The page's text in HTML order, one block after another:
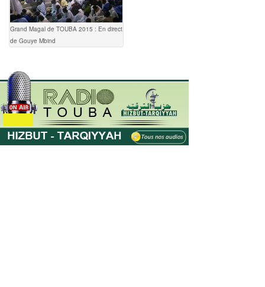
Grand Magal de TOUBA 2015 : En direct
de Gouye Mbind